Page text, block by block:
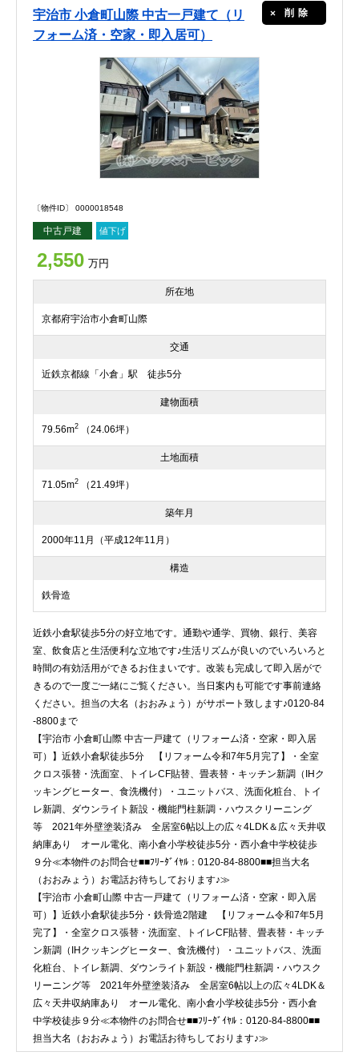
宇治市 小倉町山際 中古一戸建て（リ
フォーム済・空家・即入居可）
削除
〔物件ID〕 0000018548
中古戸建 値下げ
2,550 万円
所在地
京都府宇治市小倉町山際
交通
近鉄京都線「小倉」駅 徒歩5分
建物面積
79.56m2 （24.06坪）
土地面積
71.05m2 （21.49坪）
築年月
2000年11月（平成12年11月）
構造
鉄骨造
近鉄小倉駅徒歩5分の好立地です。通勤や通学、買物、銀行、美容
室、飲食店と生活便利な立地です♪生活リズムが良いのでいろいろと
時間の有効活用ができるお住まいです。改装も完成して即入居がで
きるので一度ご一緒にご覧ください。当日案内も可能です事前連絡
ください。担当の大名（おおみょう）がサポート致します♪0120-84
-8800まで
【宇治市 小倉町山際 中古一戸建て（リフォーム済・空家・即入居
可）】近鉄小倉駅徒歩5分 【リフォーム令和7年5月完了】・全室
クロス張替・洗面室、トイレCF貼替、畳表替・キッチン新調（IHク
ッキングヒーター、食洗機付）・ユニットバス、洗面化粧台、トイ
レ新調、ダウンライト新設・機能門柱新調・ハウスクリーニング
等 2021年外壁塗装済み 全居室6帖以上の広々4LDK＆広々天井収
納庫あり オール電化、南小倉小学校徒歩5分・西小倉中学校徒歩
９分≪本物件のお問合せ■■ﾌﾘｰﾀﾞｲﾔﾙ：0120-84-8800■■担当大名
（おおみょう）お電話お待ちしております♪≫
【宇治市 小倉町山際 中古一戸建て（リフォーム済・空家・即入居
可）】近鉄小倉駅徒歩5分・鉄骨造2階建 【リフォーム令和7年5月
完了】・全室クロス張替・洗面室、トイレCF貼替、畳表替・キッチ
ン新調（IHクッキングヒーター、食洗機付）・ユニットバス、洗面
化粧台、トイレ新調、ダウンライト新設・機能門柱新調・ハウスク
リーニング等 2021年外壁塗装済み 全居室6帖以上の広々4LDK＆
広々天井収納庫あり オール電化、南小倉小学校徒歩5分・西小倉
中学校徒歩９分≪本物件のお問合せ■■ﾌﾘｰﾀﾞｲﾔﾙ：0120-84-8800■■
担当大名（おおみょう）お電話お待ちしております♪≫